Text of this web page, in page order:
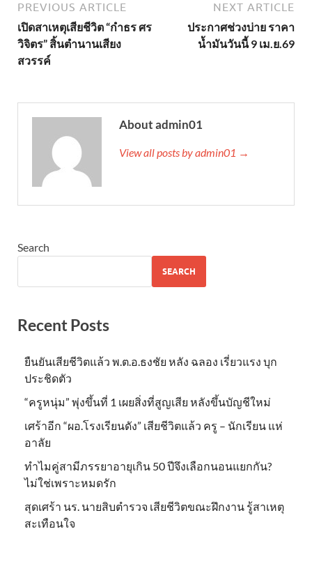
PREVIOUS ARTICLE
เปิดสาเหตุเสียชีวิต “กำธร ศร
วิจิตร” สิ้นตำนานเสียง
สวรรค์
NEXT ARTICLE
ประกาศช่วงบ่าย ราคา
น้ำมันวันนี้ 9 เม.ย.69
About admin01
View all posts by admin01 →
Search
SEARCH
Recent Posts
ยืนยันเสียชีวิตแล้ว พ.ต.อ.ธงชัย หลัง ฉลอง เรี่ยวแรง บุก
ประชิดตัว
“ครูหนุ่ม” พุ่งขึ้นที่ 1 เผยสิ่งที่สูญเสีย หลังขึ้นบัญชีใหม่
เศร้าอีก “ผอ.โรงเรียนดัง” เสียชีวิตแล้ว ครู – นักเรียน แห่
อาลัย
ทำไมคู่สามีภรรยาอายุเกิน 50 ปีจึงเลือกนอนแยกกัน?
ไม่ใช่เพราะหมดรัก
สุดเศร้า นร. นายสิบตำรวจ เสียชีวิตขณะฝึกงาน รู้สาเหตุ
สะเทือนใจ